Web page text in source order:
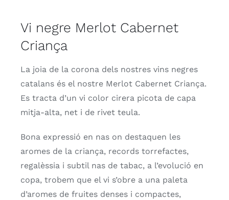
Vi negre Merlot Cabernet
Criança
La joia de la corona dels nostres vins negres
catalans és el nostre Merlot Cabernet Criança.
Es tracta d’un vi color cirera picota de capa
mitja-alta, net i de rivet teula.
Bona expressió en nas on destaquen les
aromes de la criança, records torrefactes,
regalèssia i subtil nas de tabac, a l’evolució en
copa, trobem que el vi s’obre a una paleta
d’aromes de fruites denses i compactes,